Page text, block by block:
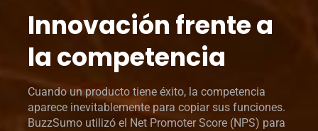
Innovación frente a
la competencia
Cuando un producto tiene éxito, la competencia
aparece inevitablemente para copiar sus funciones.
BuzzSumo utilizó el Net Promoter Score (NPS) para